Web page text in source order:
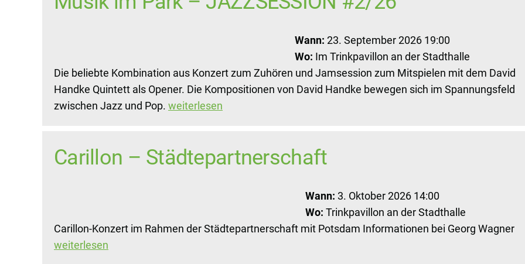
Wann: 23. September 2026 19:00
Wo: Im Trinkpavillon an der Stadthalle
Die beliebte Kombination aus Konzert zum Zuhören und Jamsession zum Mitspielen mit dem David
Handke Quintett als Opener. Die Kompositionen von David Handke bewegen sich im Spannungsfeld
zwischen Jazz und Pop. weiterlesen
Carillon – Städtepartnerschaft
Wann: 3. Oktober 2026 14:00
Wo: Trinkpavillon an der Stadthalle
Carillon-Konzert im Rahmen der Städtepartnerschaft mit Potsdam Informationen bei Georg Wagner
weiterlesen